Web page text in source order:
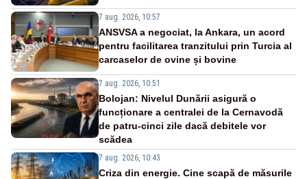
7 aug. 2026, 10:57
ANSVSA a negociat, la Ankara, un acord
pentru facilitarea tranzitului prin Turcia al
carcaselor de ovine și bovine
7 aug. 2026, 10:51
Bolojan: Nivelul Dunării asigură o
funcționare a centralei de la Cernavodă
de patru-cinci zile dacă debitele vor
scădea
7 aug. 2026, 10:43
Criza din energie. Cine scapă de măsurile